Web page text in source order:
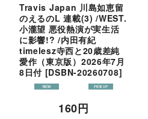
Travis Japan 川島如恵留
のえるのL 連載(3) /WEST.
小瀧望 悪役熱演が実生活
に影響!? /内田有紀
timelesz寺西と20歳差純
愛作（東京版）2026年7月
8日付 [DSBN-20260708]
160円